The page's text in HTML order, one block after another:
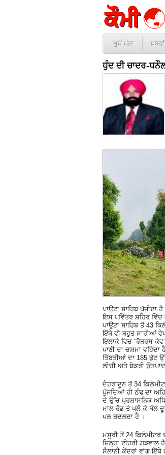
ਮੁਖੱ ਪੰਨਾ ਖ਼ਬਰਾਂ
ਧੁੰਦ ਦੀ ਚਾਦਰ-
ਪਾਉਂਟਾ ਸਾਹਿਬ
ਇਸ ਪਵਿੱਤਰ ਸ਼ਹਿਰ ਵਿੱਚ
ਪਾਉਂਟਾ ਸਾਹਿਬ ਤੋਂ 43
ਇੱਥੇ ਵੀ ਬਹੁਤ ਸਾਰੀਆਂ
ਇਲਾਕੇ ਵਿਚ “ਰੋਬਰਸ
ਪਾਣੀ ਦਾ ਚਸ਼ਮਾ
ਤਿੱਬਤੀਆਂ ਦਾ 185 ਫੁੱਟ
ਲੀਚੀ ਅਤੇ ਬੇਕਰੀ
ਦੇਹਰਾਦੂਨ ਤੋਂ 34
ਪੁੱਜਦਿਆਂ ਹੀ ਠੰਢ ਦਾ
ਦੇ ਉੱਚ ਪ੍ਰਸ਼ਾਸਨਿਕ
ਮਾਲ ਰੋਡ ਤੇ ਖਲੋ ਕੇ ਥੱਲੇ
ਪਲ ਬਦਲਦਾ ਹੈ ।
ਮਸੂਰੀ ਤੋਂ 24 ਕਿਲੋਮੀਟਰ
ਜ਼ਿਲ੍ਹਾ ਟੀਹਰੀ
ਸੈਲਾਨੀ ਕੇਂਦਰਾਂ ਵਾਂਗ